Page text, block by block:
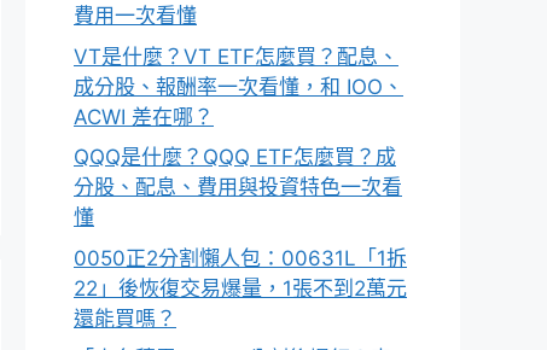
費用一次看懂
VT是什麼？VT ETF怎麼買？配息、
成分股、報酬率一次看懂，和 IOO、
ACWI 差在哪？
QQQ是什麼？QQQ ETF怎麼買？成
分股、配息、費用與投資特色一次看
懂
0050正2分割懶人包：00631L「1拆
22」後恢復交易爆量，1張不到2萬元
還能買嗎？